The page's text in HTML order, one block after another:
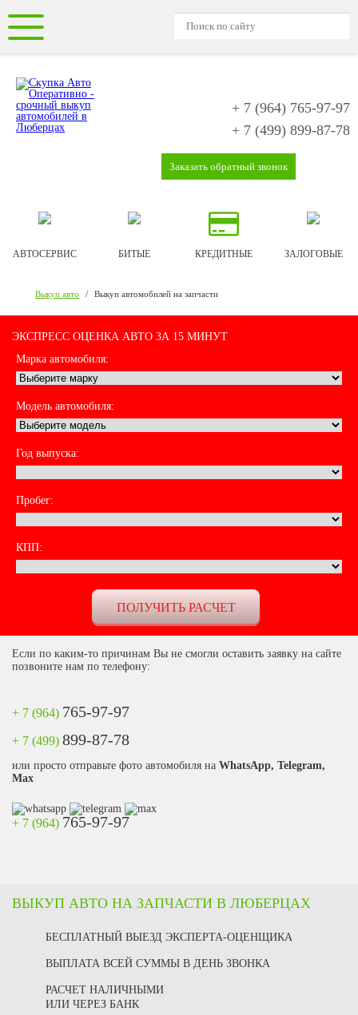
+ 7 (964) 765-97-97
+ 7 (499) 899-87-78
Заказать обратный звонок
АВТОСЕРВИС БИТЫЕ КРЕДИТНЫЕ ЗАЛОГОВЫЕ
Выкуп авто / Выкуп автомобилей на запчасти
ЭКСПРЕСС ОЦЕНКА АВТО ЗА 15 МИНУТ
Марка автомобиля:
Модель автомобиля:
Год выпуска:
Пробег:
КПП:
Если по каким-то причинам Вы не смогли оставить заявку на сайте
позвоните нам по телефону:
+ 7 (964) 765-97-97
+ 7 (499) 899-87-78
или просто отправьте фото автомобиля на WhatsApp, Telegram,
Max
+ 7 (964) 765-97-97
ВЫКУП АВТО НА ЗАПЧАСТИ В ЛЮБЕРЦАХ
БЕСПЛАТНЫЙ ВЫЕЗД ЭКСПЕРТА-ОЦЕНЩИКА
ВЫПЛАТА ВСЕЙ СУММЫ В ДЕНЬ ЗВОНКА
РАСЧЕТ НАЛИЧНЫМИ
ИЛИ ЧЕРЕЗ БАНК